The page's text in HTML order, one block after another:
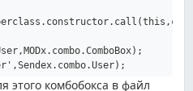
этого комбобокса в файл